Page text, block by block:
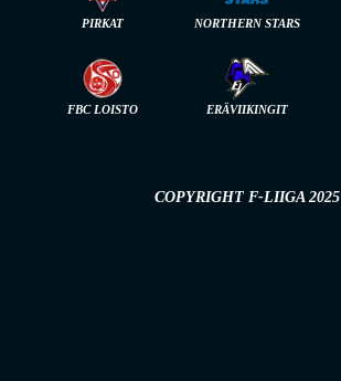
PIRKAT NORTHERN STARS
FBC LOISTO ERÄVIIKINGIT
COPYRIGHT F-LIIGA 2025